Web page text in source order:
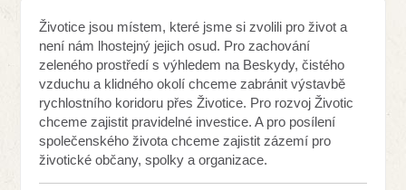
Životice jsou místem, které jsme si zvolili pro život a
není nám lhostejný jejich osud. Pro zachování
zeleného prostředí s výhledem na Beskydy, čistého
vzduchu a klidného okolí chceme zabránit výstavbě
rychlostního koridoru přes Životice. Pro rozvoj Životic
chceme zajistit pravidelné investice. A pro posílení
společenského života chceme zajistit zázemí pro
životické občany, spolky a organizace.